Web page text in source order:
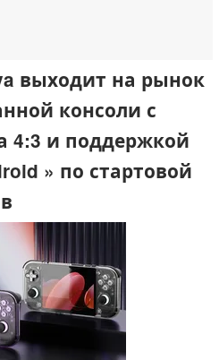
выходит на рынок
консоли с
4:3 и поддержкой
» по стартовой